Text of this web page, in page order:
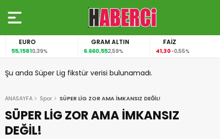
EURO
55,15810,39%
GRAM ALTIN
6.660,552,59%
FAİZ
41,30-0,55%
Şu anda Süper Lig fikstür verisi bulunamadı.
ANASAYFA Spor SÜPER LİG ZOR AMA İMKANSIZ DEĞİL!
SÜPER LİG ZOR AMA İMKANSIZ
DEĞİL!